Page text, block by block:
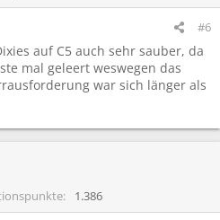
#6
auf C5 auch sehr sauber, da
mal geleert weswegen das
war sich länger als
1.386